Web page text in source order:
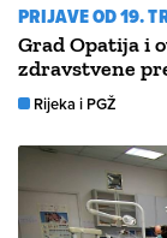
PRIJAVE OD 19.
Grad Opatija i
zdravstvene
Rijeka i PGŽ